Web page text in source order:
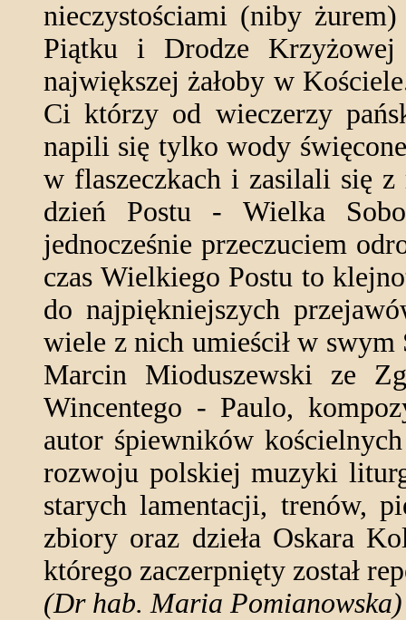
nieczystościami (niby
Piątku i Drodze Krzyżowej
największej żałoby w
Ci którzy od wieczerzy
napili się tylko wody
w flaszeczkach i zasilali się
dzień Postu - Wielka
jednocześnie przeczuciem
czas Wielkiego Postu to
do najpiękniejszych
wiele z nich umieścił w
Marcin Mioduszewski ze
Wincentego - Paulo,
autor śpiewników
rozwoju polskiej muzyki
starych lamentacji, trenów,
zbiory oraz dzieła Oskara
którego zaczerpnięty został
(Dr hab. Maria Pomianowska)